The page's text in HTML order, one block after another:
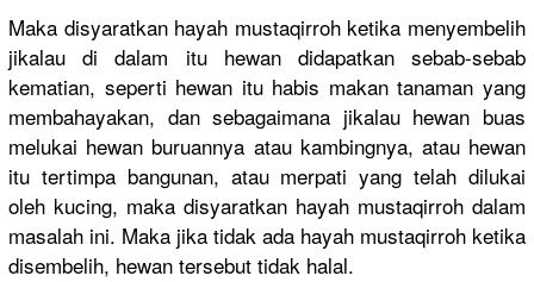
Maka disyaratkan hayah mustaqirroh ketika menyembelih
jikalau di dalam itu hewan didapatkan sebab-sebab
kematian, seperti hewan itu habis makan tanaman yang
membahayakan, dan sebagaimana jikalau hewan buas
melukai hewan buruannya atau kambingnya, atau hewan
itu tertimpa bangunan, atau merpati yang telah dilukai
oleh kucing, maka disyaratkan hayah mustaqirroh dalam
masalah ini. Maka jika tidak ada hayah mustaqirroh ketika
disembelih, hewan tersebut tidak halal.